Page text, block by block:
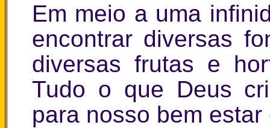
Em meio a uma
encontrar diversas
diversas frutas e
Tudo o que Deus
para nosso bem estar